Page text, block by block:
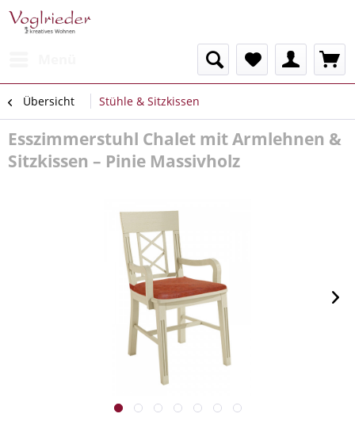
Übersicht Stühle & Sitzkissen
Esszimmerstuhl Chalet mit Armlehnen &
Sitzkissen – Pinie Massivholz